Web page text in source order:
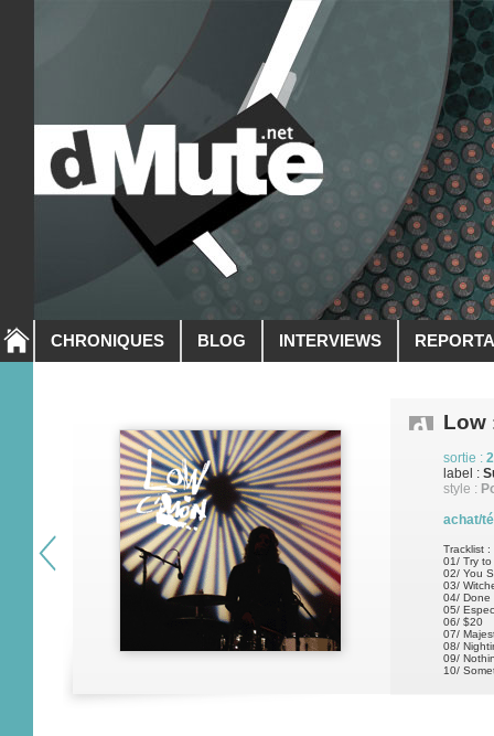
CHRONIQUES BLOG INTERVIEWS
Low
sortie :
label :
style :
achat/
Tracklist :
01/ Try
02/ You
03/
04/ Done
05/
06/ $20
07/
08/
09/
10/